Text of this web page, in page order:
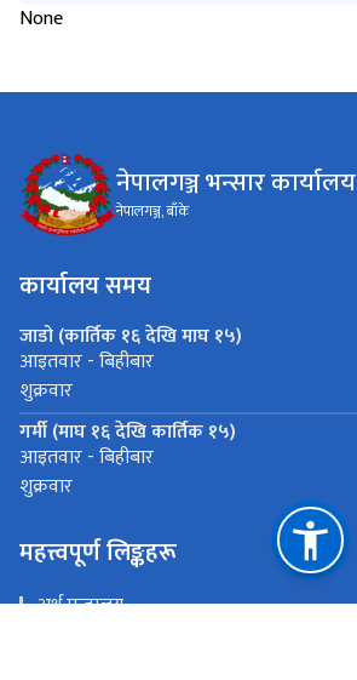
None
नेपालगञ्ज भन्सार कार्यालय
नेपालगञ्ज, बाँके
कार्यालय समय
जाडो (कार्तिक १६ देखि माघ १५)
आइतवार - बिहीबार
शुक्रवार
गर्मी (माघ १६ देखि कार्तिक १५)
आइतवार - बिहीबार
शुक्रवार
महत्त्वपूर्ण लिङ्कहरू
अर्थ मन्त्रालय